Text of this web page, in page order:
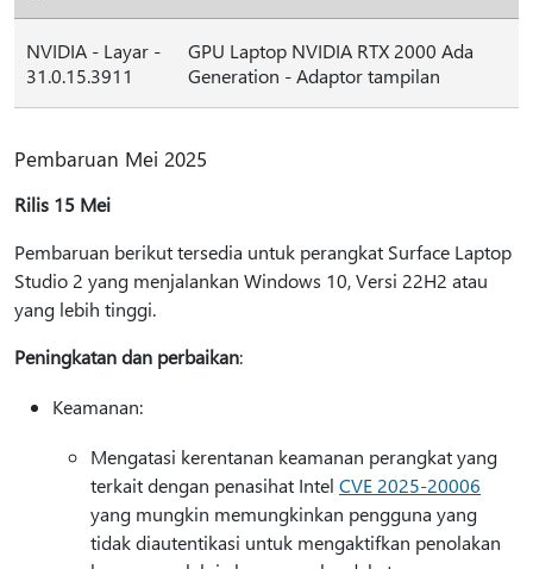
NVIDIA - Layar -
31.0.15.3911
GPU Laptop NVIDIA RTX 2000 Ada
Generation - Adaptor tampilan
Pembaruan Mei 2025
Rilis 15 Mei
Pembaruan berikut tersedia untuk perangkat Surface Laptop
Studio 2 yang menjalankan Windows 10, Versi 22H2 atau
yang lebih tinggi.
Peningkatan dan perbaikan:
Keamanan:
Mengatasi kerentanan keamanan perangkat yang
terkait dengan penasihat Intel CVE 2025-20006
yang mungkin memungkinkan pengguna yang
tidak diautentikasi untuk mengaktifkan penolakan